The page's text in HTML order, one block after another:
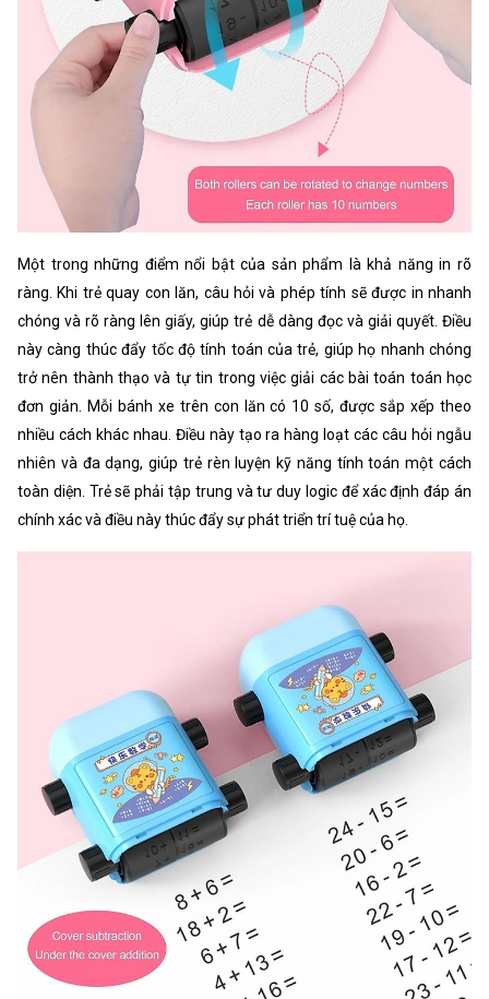
Một trong những điểm nổi bật của sản phẩm là khả năng in rõ
ràng. Khi trẻ quay con lăn, câu hỏi và phép tính sẽ được in nhanh
chóng và rõ ràng lên giấy, giúp trẻ dễ dàng đọc và giải quyết. Điều
này càng thúc đẩy tốc độ tính toán của trẻ, giúp họ nhanh chóng
trở nên thành thạo và tự tin trong việc giải các bài toán toán học
đơn giản. Mỗi bánh xe trên con lăn có 10 số, được sắp xếp theo
nhiều cách khác nhau. Điều này tạo ra hàng loạt các câu hỏi ngẫu
nhiên và đa dạng, giúp trẻ rèn luyện kỹ năng tính toán một cách
toàn diện. Trẻ sẽ phải tập trung và tư duy logic để xác định đáp án
chính xác và điều này thúc đẩy sự phát triển trí tuệ của họ.